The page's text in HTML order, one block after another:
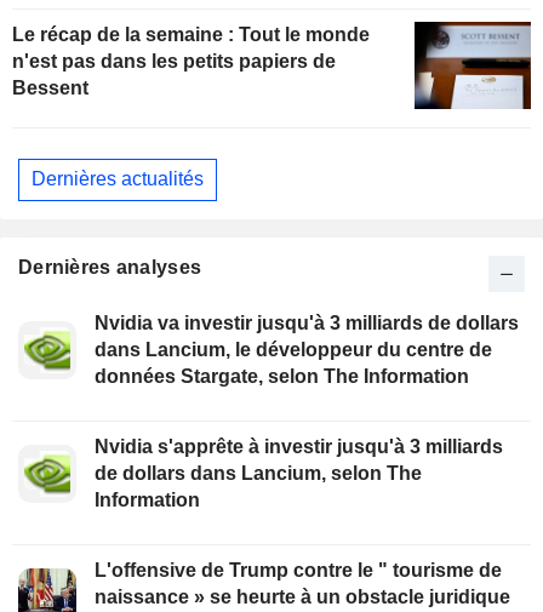
Le récap de la semaine : Tout le monde
n'est pas dans les petits papiers de
Bessent
Dernières actualités
Dernières analyses
Nvidia va investir jusqu'à 3 milliards de dollars
dans Lancium, le développeur du centre de
données Stargate, selon The Information
Nvidia s'apprête à investir jusqu'à 3 milliards
de dollars dans Lancium, selon The
Information
L'offensive de Trump contre le " tourisme de
naissance » se heurte à un obstacle juridique